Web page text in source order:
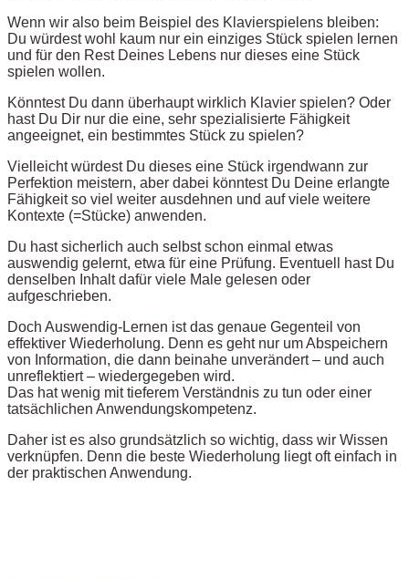
Wenn wir also beim Beispiel des Klavierspielens bleiben:
Du würdest wohl kaum nur ein einziges Stück spielen lernen
und für den Rest Deines Lebens nur dieses eine Stück
spielen wollen.
Könntest Du dann überhaupt wirklich Klavier spielen? Oder
hast Du Dir nur die eine, sehr spezialisierte Fähigkeit
angeeignet, ein bestimmtes Stück zu spielen?
Vielleicht würdest Du dieses eine Stück irgendwann zur
Perfektion meistern, aber dabei könntest Du Deine erlangte
Fähigkeit so viel weiter ausdehnen und auf viele weitere
Kontexte (=Stücke) anwenden.
Du hast sicherlich auch selbst schon einmal etwas
auswendig gelernt, etwa für eine Prüfung. Eventuell hast Du
denselben Inhalt dafür viele Male gelesen oder
aufgeschrieben.
Doch Auswendig-Lernen ist das genaue Gegenteil von
effektiver Wiederholung. Denn es geht nur um Abspeichern
von Information, die dann beinahe unverändert – und auch
unreflektiert – wiedergegeben wird.
Das hat wenig mit tieferem Verständnis zu tun oder einer
tatsächlichen Anwendungskompetenz.
Daher ist es also grundsätzlich so wichtig, dass wir Wissen
verknüpfen. Denn die beste Wiederholung liegt oft einfach in
der praktischen Anwendung.